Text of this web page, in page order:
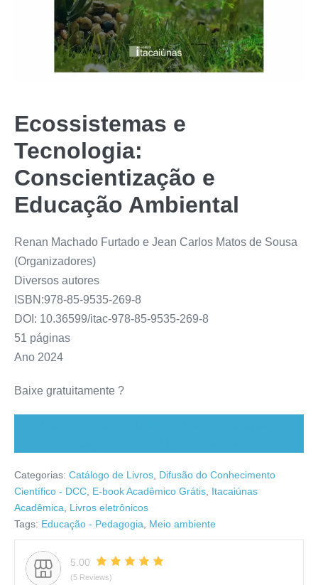
Ecossistemas e
Tecnologia:
Conscientização e
Educação Ambiental
Renan Machado Furtado e Jean Carlos Matos de Sousa
(Organizadores)
Diversos autores
ISBN:978-85-9535-269-8
DOI: 10.36599/itac-978-85-9535-269-8
51 páginas
Ano 2024
Baixe gratuitamente ?
Categorias: Catálogo de Livros, Difusão do Conhecimento
Científico - DCC, E-book Acadêmico Grátis, Itacaiúnas
Acadêmica, Livros eletrônicos
Tags: Educação - Pedagogia, Meio ambiente
5.00
(5 Reviews)